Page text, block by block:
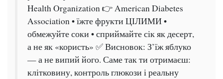
Health Organization 👉 American Diabetes
Association • їжте фрукти ЦІЛИМИ •
обмежуйте соки • сприймайте сік як десерт,
а не як «користь» ✅ Висновок: З’їж яблуко
— а не випий його. Саме так ти отримаєш:
клітковину, контроль глюкози і реальну